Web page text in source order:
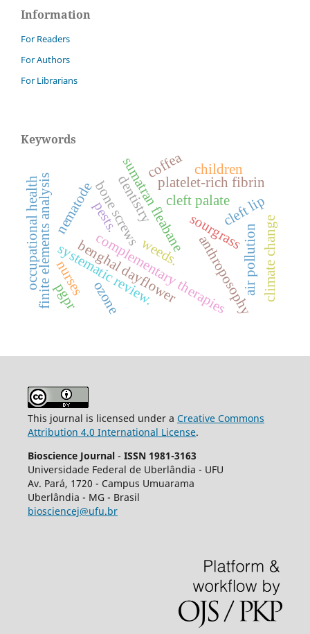
Information
For Readers
For Authors
For Librarians
Keywords
benghal dayflower
sourgrass
sumatran fleabane
weeds. anthroposophy
complementary therapies
dentistry
systematic review.
bone screws cleft lip
cleft palate
finite elements analysis ozone
platelet-rich fibrin
coffea
nematodepests.
nurses
occupational health air pollutionclimate change
children
pgpr
This journal is licensed under a Creative Commons
Attribution 4.0 International License.
Bioscience Journal - ISSN 1981-3163
Universidade Federal de Uberlândia - UFU
Av. Pará, 1720 - Campus Umuarama
Uberlândia - MG - Brasil
biosciencej@ufu.br